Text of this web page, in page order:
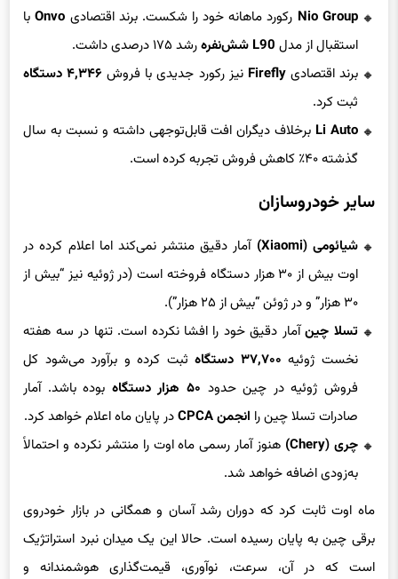
Nio Group رکورد ماهانه خود را شکست. برند اقتصادی Onvoبا
استقبال از مدل L90 شش‌نفره
رشد ۱۷۵ درصدی داشت.
برند اقتصادیFirefly نیز رکورد جدیدی با فروش ۴,۳۴۶ دستگاه
ثبت کرد.
Li Auto برخلاف دیگران افت قابل‌توجهی داشته و نسبت به سال
گذشته ۴۰٪ کاهش فروش تجربه کرده است.
سایر خودروسازان
شیائومی (Xiaomi)
آمار دقیق منتشر نمی‌کند اما اعلام کرده در
اوت بیش از ۳۰ هزار دستگاه فروخته است (در ژوئیه نیز “بیش از
۳۰ هزار” و در ژوئن “بیش از ۲۵ هزار”).
تسلا چینآمار دقیق خود را افشا نکرده است. تنها در سه هفته
نخست ژوئیه ۳۷,۷۰۰ دستگاه
ثبت کرده و برآورد می‌شود کل
فروش ژوئیه در چین حدود ۵۰ هزار دستگاه
بوده باشد. آمار
صادرات تسلا چین را انجمن CPCA
در پایان ماه اعلام خواهد کرد.
چری (Chery)
هنوز آمار رسمی ماه اوت را منتشر نکرده و احتمالاً
به‌زودی اضافه خواهد شد.
ماه اوت ثابت کرد که دوران رشد آسان و همگانی در بازار خودروی
برقی چین به پایان رسیده است. حالا این یک میدان نبرد استراتژیک
است که در آن، سرعت، نوآوری، قیمت‌گذاری هوشمندانه و